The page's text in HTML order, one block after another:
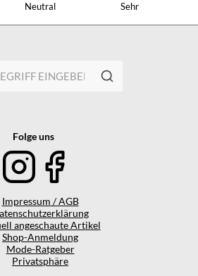
Neutral Sehr
Folge uns
Impressum / AGB
angeschaute Artikel
Shop-Anmeldung
Mode-Ratgeber
Privatsphäre